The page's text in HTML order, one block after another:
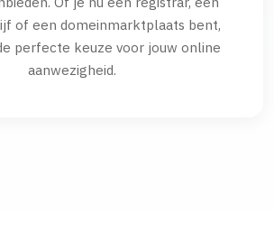
of een domeinmarktplaats bent,
perfecte keuze voor jouw online
aanwezigheid.